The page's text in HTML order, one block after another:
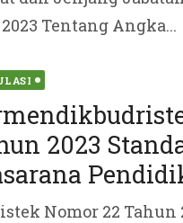
Tentang Angka...
2023
Nomor 22 Tahun